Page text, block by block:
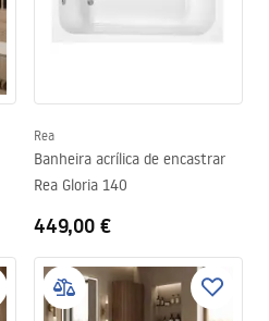
Rea
Banheira acrílica de encastrar
Rea Gloria 140
449,00 €